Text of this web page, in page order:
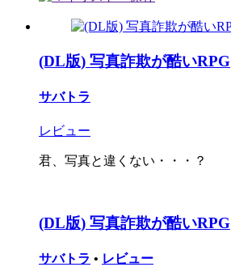
(DL版) 写真詐欺が酷いRPG
サバトラ
レビュー
君、写真と違くない・・・？
(DL版) 写真詐欺が酷いRPG
サバトラ • レビュー